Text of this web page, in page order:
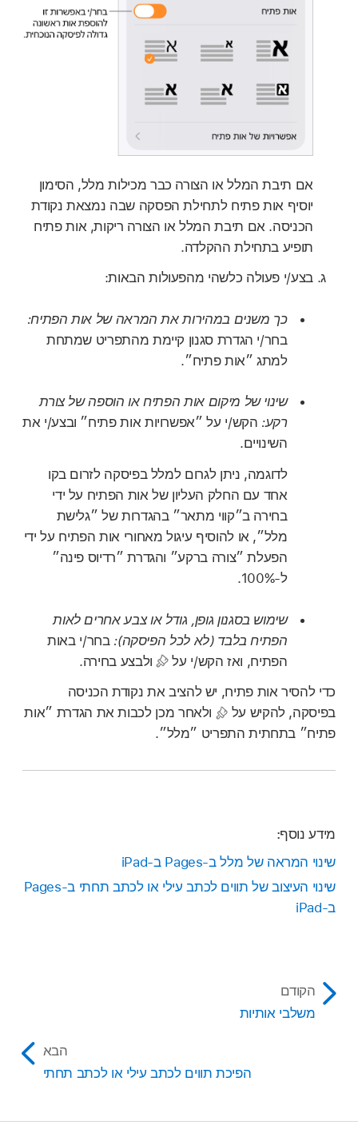
אם תיבת המלל או הצורה כבר מכילות מלל, הסימון
יוסיף אות פתיח לתחילת הפסקה שבה נמצאת נקודת
הכניסה. אם תיבת המלל או הצורה ריקות, אות פתיח
תופיע בתחילת ההקלדה.
בצע/י פעולה כלשהי מהפעולות הבאות:
כך משנים במהירות את המראה של אות הפתיח:
בחר/י הגדרת סגנון קיימת מהתפריט שמתחת
למתג ״אות פתיח״.
שינוי של מיקום אות הפתיח או הוספה של צורת
רקע: הקש/י על ״אפשרויות אות פתיח״ ובצע/י את
השינויים.
לדוגמה, ניתן לגרום למלל בפיסקה לזרום בקו
אחד עם החלק העליון של אות הפתיח על ידי
בחירה ב״קווי מתאר״ בהגדרות של ״גלישת
מלל״, או להוסיף עיגול מאחורי אות הפתיח על ידי
הפעלת ״צורה ברקע״ והגדרת ״רדיוס פינה״
ל‑100%.
שימוש בסגנון גופן, גודל או צבע אחרים לאות
הפתיח בלבד (לא לכל הפיסקה):בחר/י באות
הפתיח, ואז הקש/י על
ולבצע בחירה.
כדי להסיר אות פתיח, יש להציב את נקודת הכניסה
בפיסקה, להקיש על
ולאחר מכן לכבות את הגדרת ״אות
פתיח״ בתחתית התפריט ״מלל״.
מידע נוסף:
שינוי המראה של מלל ב‑Pages ב‑iPad
שינוי העיצוב של תווים לכתב עילי או לכתב תחתי ב‑Pages
ב‑iPad
הקודם
משלבי אותיות
הבא
הפיכת תווים לכתב עילי או לכתב תחתי